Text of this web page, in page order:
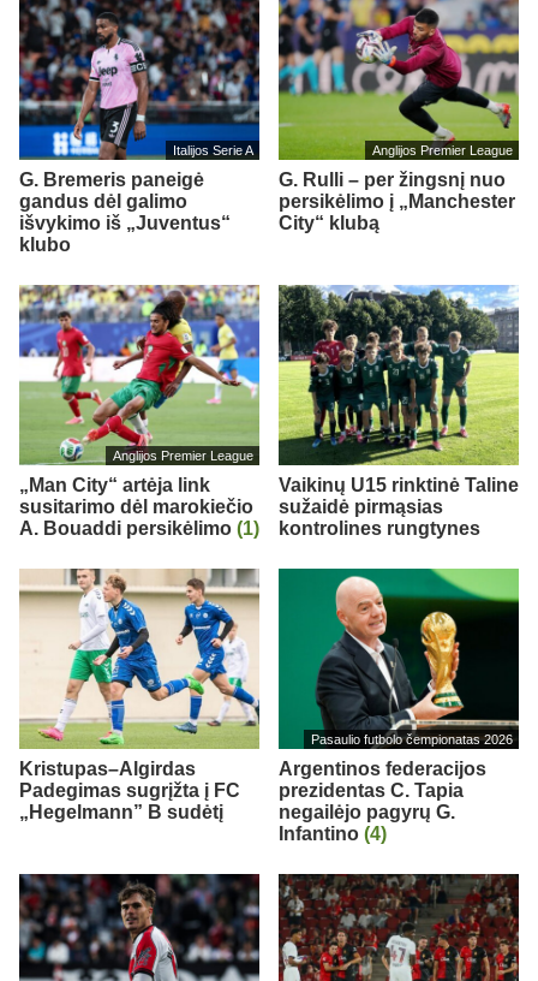
Italijos Serie A
G. Bremeris paneigė
gandus dėl galimo
išvykimo iš „Juventus“
klubo
Anglijos Premier League
G. Rulli – per žingsnį nuo
persikėlimo į „Manchester
City“ klubą
Anglijos Premier League
„Man City“ artėja link
susitarimo dėl marokiečio
A. Bouaddi persikėlimo (1)
Vaikinų U15 rinktinė Taline
sužaidė pirmąsias
kontrolines rungtynes
Kristupas–Algirdas
Padegimas sugrįžta į FC
„Hegelmann” B sudėtį
Pasaulio futbolo čempionatas 2026
Argentinos federacijos
prezidentas C. Tapia
negailėjo pagyrų G.
Infantino (4)